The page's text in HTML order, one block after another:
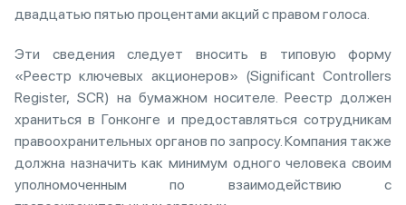
двадцатью пятью процентами акций с правом голоса.
Эти сведения следует вносить в типовую форму
«Реестр ключевых акционеров» (Significant Controllers
Register, SCR) на бумажном носителе. Реестр должен
храниться в Гонконге и предоставляться сотрудникам
правоохранительных органов по запросу. Компания также
должна назначить как минимум одного человека своим
уполномоченным по взаимодействию с